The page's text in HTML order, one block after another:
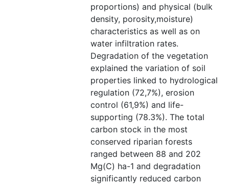
proportions) and physical (bulk
density, porosity,moisture)
characteristics as well as on
water infiltration rates.
Degradation of the vegetation
explained the variation of soil
properties linked to hydrological
regulation (72,7%), erosion
control (61,9%) and life-
supporting (78.3%). The total
carbon stock in the most
conserved riparian forests
ranged between 88 and 202
Mg(C) ha-1 and degradation
significantly reduced carbon